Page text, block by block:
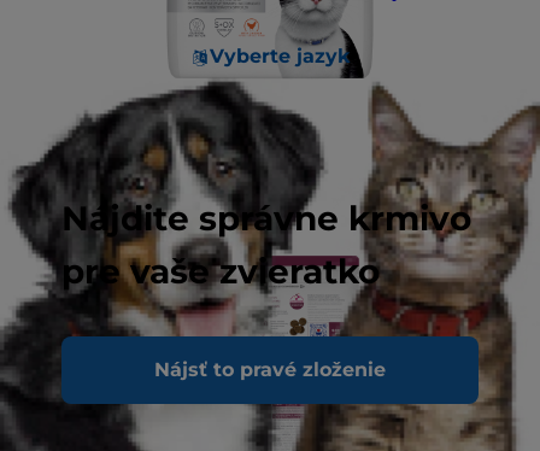
Vyberte jazyk
Nájdite správne krmivo
pre vaše zvieratko
Nájsť to pravé zloženie